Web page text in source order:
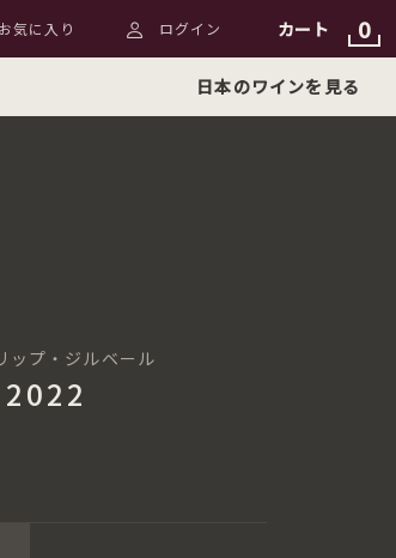
お気に入り ログイン カート 0
日本のワインを見る
プ・ジルベール
2022